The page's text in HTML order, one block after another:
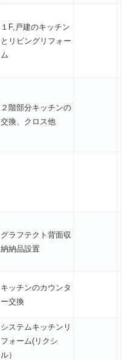
１F,戸建のキッチン
とリビングリフォー
ム
２階部分キッチンの
交換、クロス他
グラフテクト背面収
納納品設置
キッチンのカウンタ
ー交換
システムキッチンリ
フォーム(リクシ
ル）